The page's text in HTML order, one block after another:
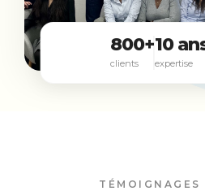
800+
clients
10
expertise
TÉMOIGNAGES